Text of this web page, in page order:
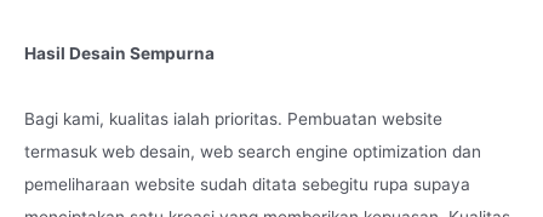
Hasil Desain Sempurna
Bagi kami, kualitas ialah prioritas. Pembuatan website
termasuk web desain, web search engine optimization dan
pemeliharaan website sudah ditata sebegitu rupa supaya